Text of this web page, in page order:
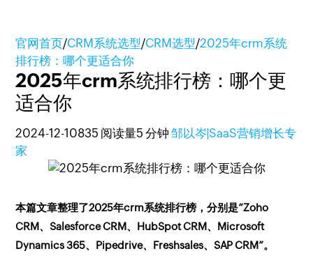
官网首页/CRM系统选型/CRM选型/2025年crm系统
排行榜：哪个更适合你
2025年crm系统排行榜：哪个更
适合你
2024-12-10835 阅读量5 分钟 邹以岑|SaaS营销增长专
家
本篇文章整理了2025年crm系统排行榜，分别是“Zoho
CRM、Salesforce CRM、HubSpot CRM、Microsoft
Dynamics 365、Pipedrive、Freshsales、SAP CRM”。